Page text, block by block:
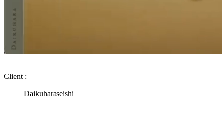
Client :
Daikuharaseishi